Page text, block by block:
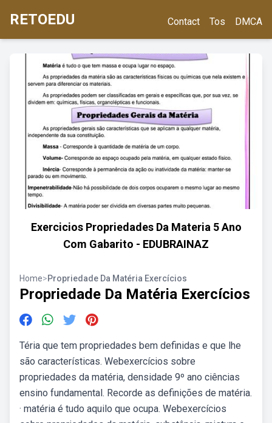
RETOEDU Contact Tos DMCA
Exercicios Propriedades Da Materia 5 Ano
Com Gabarito - EDUBRAINAZ
Home>Propriedade Da Matéria Exercícios
Propriedade Da Matéria Exercícios
Téria que tem propriedades bem definidas e que lhe
são características. Webexercícios sobre
propriedades da matéria, densidade 9º ano ciências
ensino fundamental. Recorde as definições de matéria.
· matéria é tudo aquilo que ocupa. Webexercícios